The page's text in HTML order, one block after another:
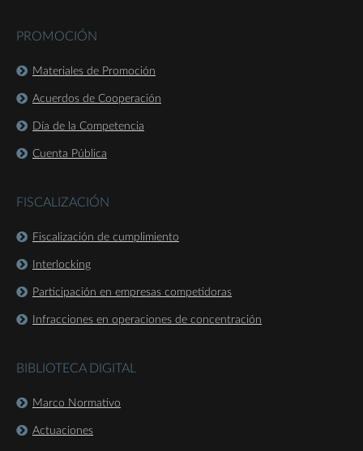
PROMOCIÓN
Materiales de Promoción
Acuerdos de Cooperación
Día de la Competencia
Cuenta Pública
FISCALIZACIÓN
Fiscalización de cumplimiento
Interlocking
Participación en empresas competidoras
Infracciones en operaciones de concentración
BIBLIOTECA DIGITAL
Marco Normativo
Actuaciones